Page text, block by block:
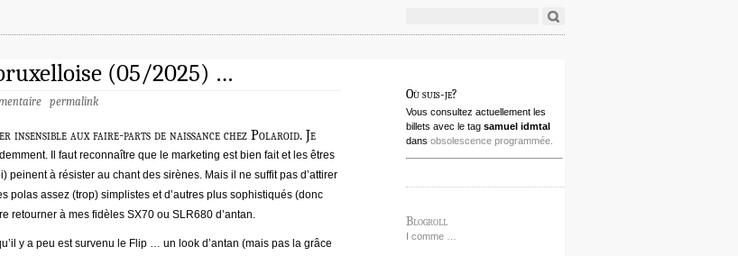
(05/2025) …
permalink
insensible aux faire-parts de naissance chez Polaroid. Je
Il faut reconnaître que le marketing est bien fait et les êtres
peinent à résister au chant des sirènes. Mais il ne suffit pas d’attirer
polas assez (trop) simplistes et d’autres plus sophistiqués (donc
retourner à mes fidèles SX70 ou SLR680 d’antan.
y a peu est survenu le Flip … un look d’antan (mais pas la grâce
Où suis-je?
Vous consultez actuellement les
billets avec le tag samuel idmtal
dans obsolescence programmée.
Blogroll
I comme …